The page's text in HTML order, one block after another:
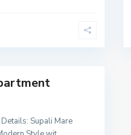
Supali Mare